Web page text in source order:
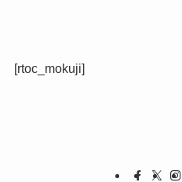
[rtoc_mokuji]